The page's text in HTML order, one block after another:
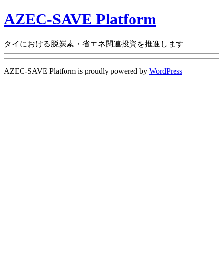
AZEC-SAVE Platform
タイにおける脱炭素・省エネ関連投資を推進します
AZEC-SAVE Platform is proudly powered by WordPress